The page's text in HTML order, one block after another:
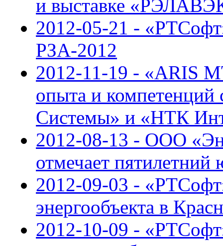
и выставке
2012-05-21 -
РЗА-2012
2012-11-19 - «ARIS
опыта и компетенций
Системы» и «НТК
2012-08-13 - ООО
отмечает пятилетний
2012-09-03 -
энергообъекта в
2012-10-09 -